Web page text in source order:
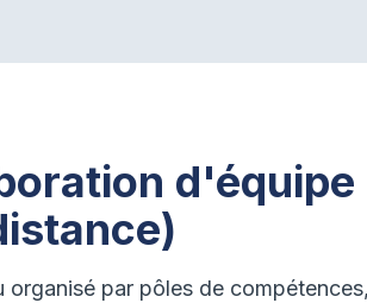
d'équipe
par pôles de